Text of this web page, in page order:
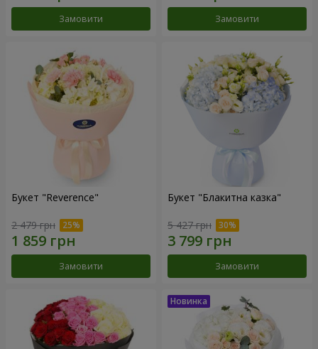
Замовити Замовити
Букет "Reverence"
2 479 грн
Замовити
Букет "Блакитна казка"
5 427 грн
Замовити